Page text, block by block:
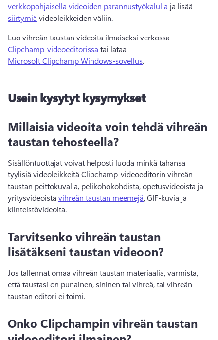
verkkopohjaisella videoiden parannustyökalulla ja lisää
siirtymiä videoleikkeiden väliin.
Luo vihreän taustan videoita ilmaiseksi verkossa
Clipchamp-videoeditorissa tai lataa
Microsoft Clipchamp Windows-sovellus.
Usein kysytyt kysymykset
Millaisia videoita voin tehdä vihreän
taustan tehosteella?
Sisällöntuottajat voivat helposti luoda minkä tahansa
tyylisiä videoleikkeitä Clipchamp-videoeditorin vihreän
taustan peittokuvalla, pelikohokohdista, opetusvideoista ja
yritysvideoista vihreän taustan meemejä, GIF-kuvia ja
kiinteistövideoita.
Tarvitsenko vihreän taustan
lisätäkseni taustan videoon?
Jos tallennat omaa vihreän taustan materiaalia, varmista,
että taustasi on punainen, sininen tai vihreä, tai vihreän
taustan editori ei toimi.
Onko Clipchampin vihreän taustan